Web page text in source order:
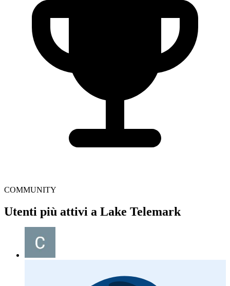
COMMUNITY
Utenti più attivi a Lake Telemark